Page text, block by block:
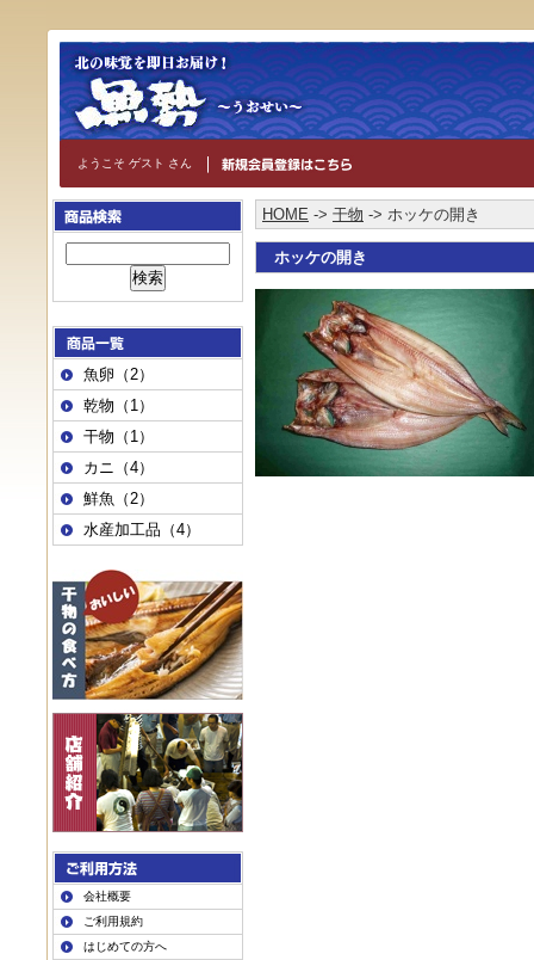
ようこそ ゲスト さん
魚卵（2）
乾物（1）
干物（1）
カニ（4）
鮮魚（2）
水産加工品（4）
会社概要
ご利用規約
はじめての方へ
HOME -> 干物 -> ホッケの開き
ホッケの開き